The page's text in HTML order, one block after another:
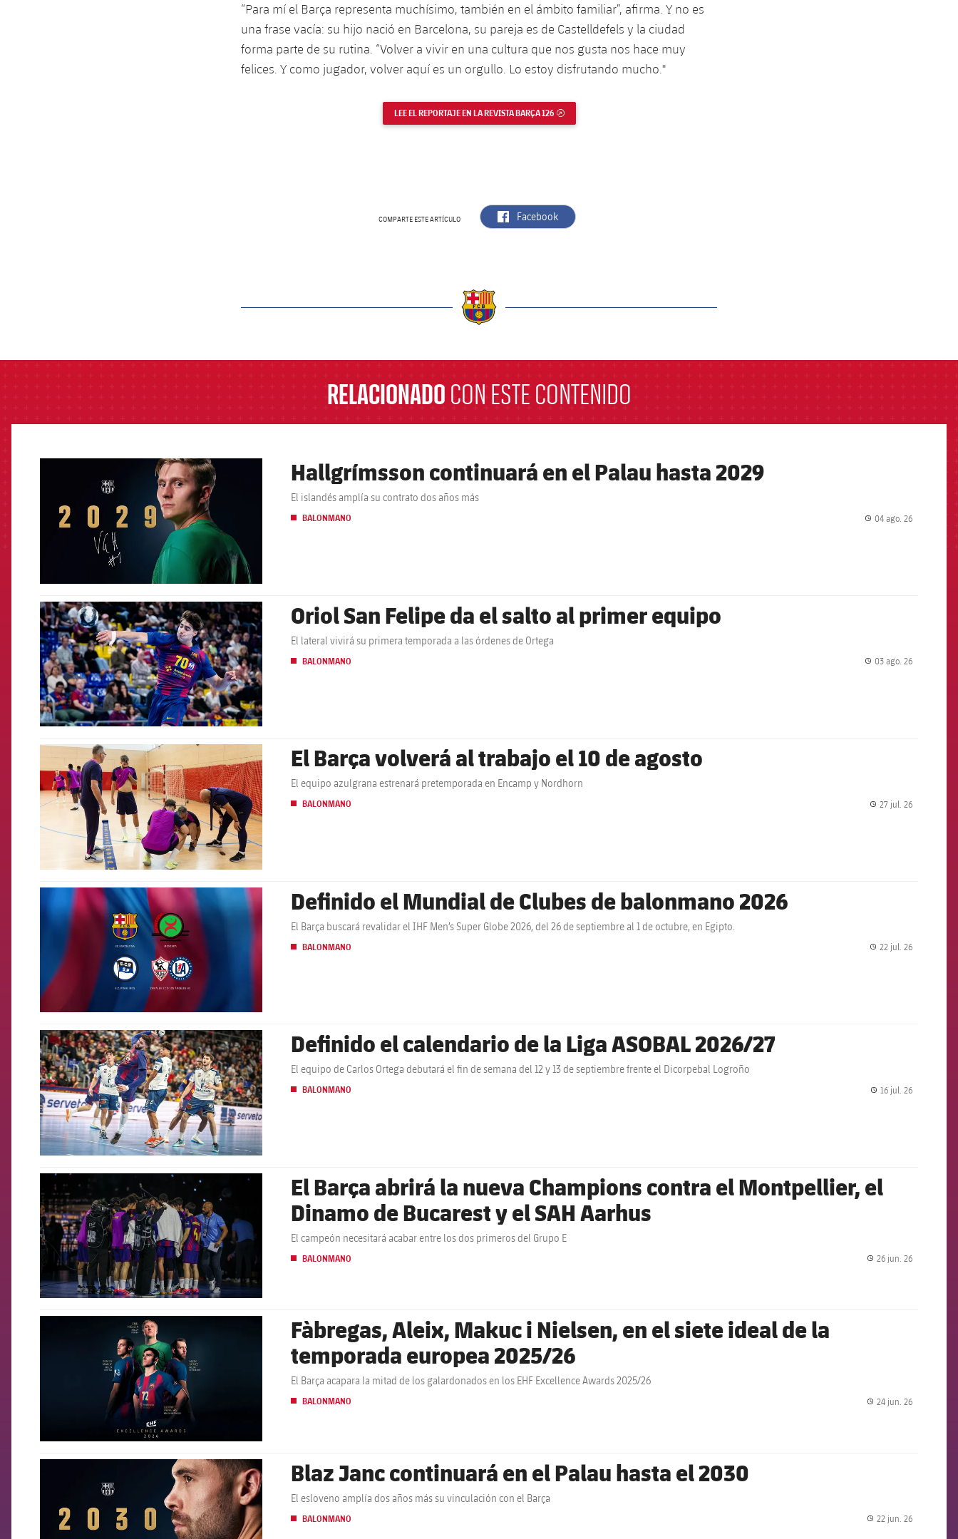
“Para mí el Barça representa muchísimo, también en el ámbito familiar”, afirma. Y no es
una frase vacía: su hijo nació en Barcelona, su pareja es de Castelldefels y la ciudad
forma parte de su rutina. “Volver a vivir en una cultura que nos gusta nos hace muy
felices. Y como jugador, volver aquí es un orgullo. Lo estoy disfrutando mucho."
LEE EL REPORTAJE EN LA REVISTA BARÇA 126 ENLACE EXTERNO
COMPARTE ESTE ARTÍCULO label.aria.facebook
Facebook
RELACIONADO CON ESTE CONTENIDO
Hallgrímsson continuará en el Palau hasta 2029
El islandés amplía su contrato dos años más
BALONMANO 04 ago. 26
FCB Barcelona badge Oriol San Felipe da el salto al primer equipo
El lateral vivirá su primera temporada a las órdenes de Ortega
BALONMANO 03 ago. 26
FCB Barcelona badge El Barça volverá al trabajo el 10 de agosto
El equipo azulgrana estrenará pretemporada en Encamp y Nordhorn
BALONMANO 27 jul. 26
FCB Barcelona badge Definido el Mundial de Clubes de balonmano 2026
El Barça buscará revalidar el IHF Men’s Super Globe 2026, del 26 de septiembre al 1 de octubre, en Egipto.
BALONMANO 22 jul. 26
FCB Barcelona badge Definido el calendario de la Liga ASOBAL 2026/27
El equipo de Carlos Ortega debutará el fin de semana del 12 y 13 de septiembre frente el Dicorpebal Logroño
BALONMANO 16 jul. 26
FCB Barcelona badge
El Barça abrirá la nueva Champions contra el Montpellier, el
Dinamo de Bucarest y el SAH Aarhus
El campeón necesitará acabar entre los dos primeros del Grupo E
BALONMANO 26 jun. 26
FCB Barcelona badge
Fàbregas, Aleix, Makuc i Nielsen, en el siete ideal de la
temporada europea 2025/26
El Barça acapara la mitad de los galardonados en los EHF Excellence Awards 2025/26
BALONMANO 24 jun. 26
Blaz Janc continuará en el Palau hasta el 2030
El esloveno amplía dos años más su vinculación con el Barça
BALONMANO 22 jun. 26